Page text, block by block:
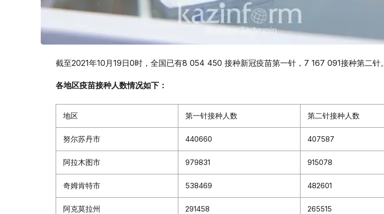
截至2021年10月19日0时，全国已有8 054 450 接种新冠疫苗第一针，7 167 091接种第二针。
各地区疫苗接种人数情况如下：
地区 第一针接种人数 第二针接种人数
努尔苏丹市 440660 407587
阿拉木图市 979831 915078
奇姆肯特市 538469 482601
阿克莫拉州 291458 265515